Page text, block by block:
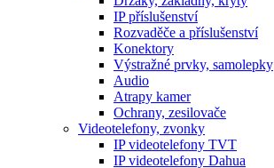
IP příslušenství
Rozvaděče a příslušenství
Konektory
Výstražné prvky, samolepky
Audio
Atrapy kamer
Ochrany, zesilovače
Videotelefony, zvonky
IP videotelefony TVT
IP videotelefony Dahua